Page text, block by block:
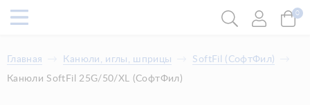
0
Главная Канюли, иглы, шприцы
SoftFil (СофтФил)
Канюли SoftFil 25G/50/XL (СофтФил)